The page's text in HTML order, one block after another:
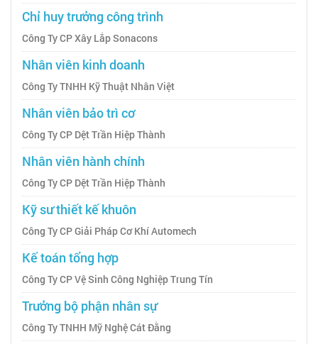
Chỉ huy trưởng công trình
Công Ty CP Xây Lắp Sonacons
Nhân viên kinh doanh
Công Ty TNHH Kỹ Thuật Nhân Việt
Nhân viên bảo trì cơ
Công Ty CP Dệt Trần Hiệp Thành
Nhân viên hành chính
Công Ty CP Dệt Trần Hiệp Thành
Kỹ sư thiết kế khuôn
Công Ty CP Giải Pháp Cơ Khí Automech
Kế toán tổng hợp
Công Ty CP Vệ Sinh Công Nghiệp Trung Tín
Trưởng bộ phận nhân sự
Công Ty TNHH Mỹ Nghệ Cát Đằng